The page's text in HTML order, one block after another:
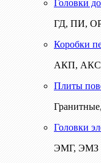
Головки
ГД, ПИ,
Коробки
АКП, АКС
Плиты
Головки
ЭМГ, ЭМЗ